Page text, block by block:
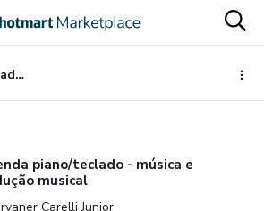
Aprenda piano/teclado - música e produção musical
piano/teclado - música e
musical
Carelli Junior